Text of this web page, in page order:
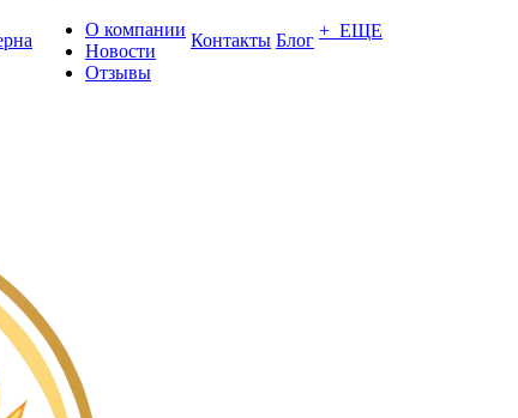
О компании
Новости
Отзывы
Контакты Блог + ЕЩЕ